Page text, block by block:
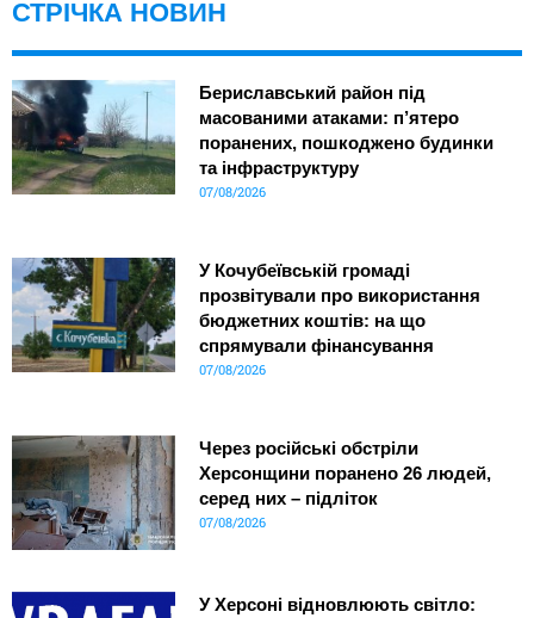
СТРІЧКА НОВИН
Бериславський район під
масованими атаками: п’ятеро
поранених, пошкоджено будинки
та інфраструктуру
07/08/2026
У Кочубеївській громаді
прозвітували про використання
бюджетних коштів: на що
спрямували фінансування
07/08/2026
Через російські обстріли
Херсонщини поранено 26 людей,
серед них – підліток
07/08/2026
У Херсоні відновлюють світло: